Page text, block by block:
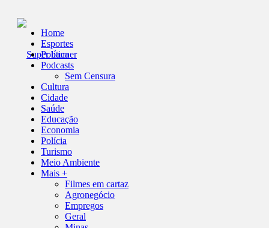
Home
Esportes
Política
Podcasts
Sem Censura
Cultura
Cidade
Saúde
Educação
Economia
Polícia
Turismo
Meio Ambiente
Mais +
Filmes em cartaz
Agronegócio
Empregos
Geral